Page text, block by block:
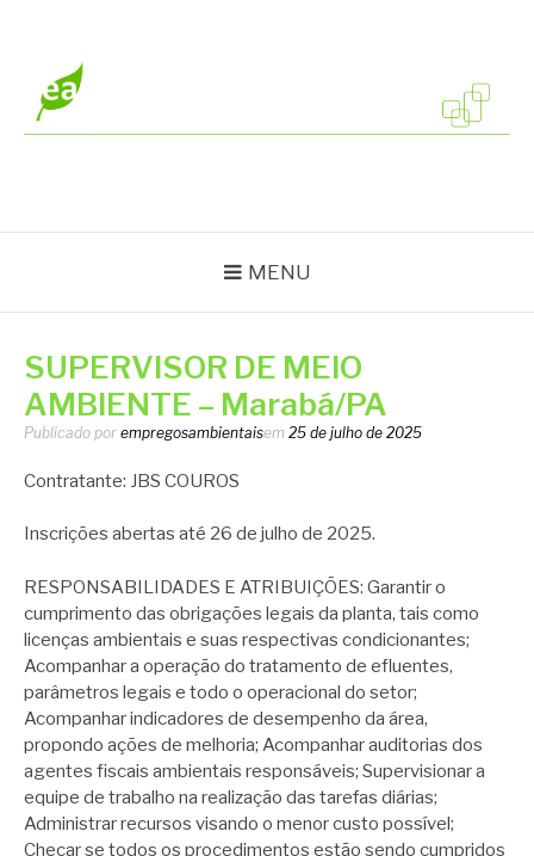
conteúdo
MENU
SUPERVISOR DE MEIO
AMBIENTE – Marabá/PA
Publicado por empregosambientaisem 25 de julho de 2025
Contratante: JBS COUROS
Inscrições abertas até 26 de julho de 2025.
RESPONSABILIDADES E ATRIBUIÇÕES: Garantir o
cumprimento das obrigações legais da planta, tais como
licenças ambientais e suas respectivas condicionantes;
Acompanhar a operação do tratamento de efluentes,
parâmetros legais e todo o operacional do setor;
Acompanhar indicadores de desempenho da área,
propondo ações de melhoria; Acompanhar auditorias dos
agentes fiscais ambientais responsáveis; Supervisionar a
equipe de trabalho na realização das tarefas diárias;
Administrar recursos visando o menor custo possível;
Checar se todos os procedimentos estão sendo cumpridos